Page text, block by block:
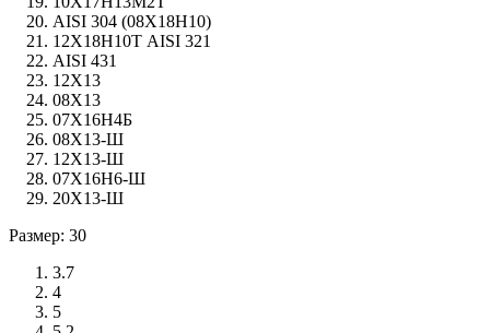
AISI 304 (08Х18Н10)
12Х18Н10Т AISI 321
AISI 431
12Х13
08Х13
07Х16Н4Б
08Х13-Ш
12Х13-Ш
07Х16Н6-Ш
20Х13-Ш
Размер: 30
3.7
4
5